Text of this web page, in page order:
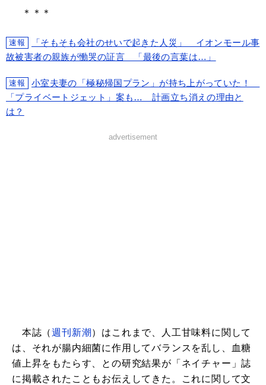
＊＊＊
速報
「そもそも会社のせいで起きた人災」 イオンモール事
故被害者の親族が慟哭の証言 「最後の言葉は…」
速報
小室夫妻の「極秘帰国プラン」が持ち上がっていた！
「プライベートジェット」案も… 計画立ち消えの理由と
は？
advertisement
本誌（週刊新潮 ）はこれまで、人工甘味料に関して
は、それが腸内細菌に作用してバランスを乱し、血糖
値上昇をもたらす、との研究結果が「ネイチャー」誌
に掲載されたこともお伝えしてきた。これに関して文